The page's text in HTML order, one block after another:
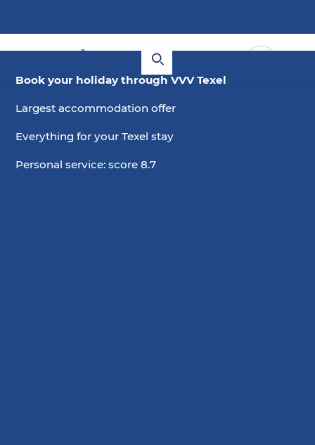
Book your holiday through VVV Texel
Largest accommodation offer
Everything for your Texel stay
Personal service: score 8.7